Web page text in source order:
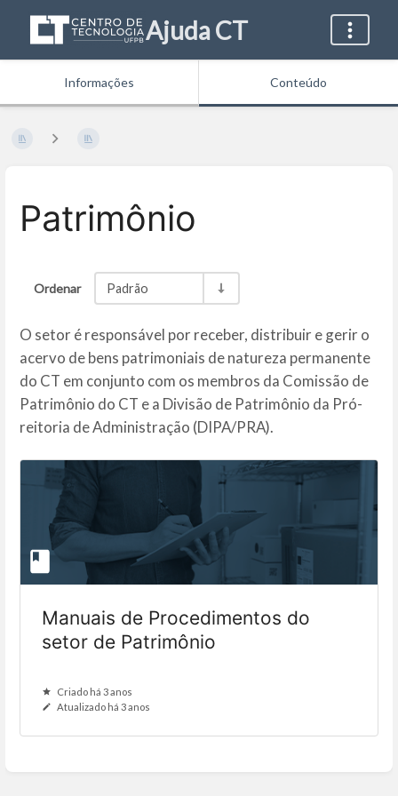
Ajuda CT
Informações Conteúdo
Patrimônio
Ordenar Padrão
O setor é responsável por receber, distribuir e gerir o
acervo de bens patrimoniais de natureza permanente
do CT em conjunto com os membros da Comissão de
Patrimônio do CT e a Divisão de Patrimônio da Pró-
reitoria de Administração (DIPA/PRA).
Manuais de Procedimentos do
setor de Patrimônio
Criado há 3 anos
Atualizado há 3 anos